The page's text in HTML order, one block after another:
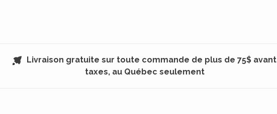
Livraison gratuite sur toute commande de plus de 75$ avant
taxes, au Québec seulement